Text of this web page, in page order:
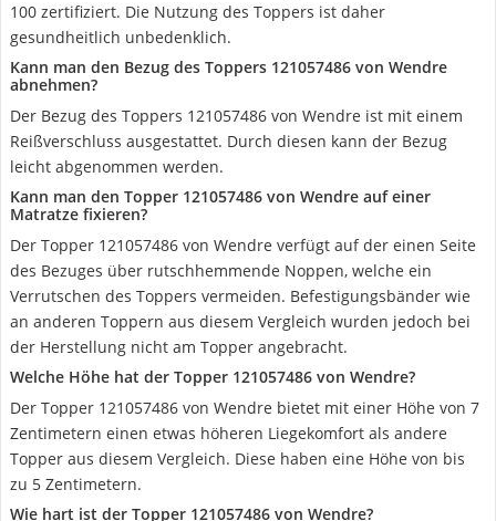
100 zertifiziert. Die Nutzung des Toppers ist daher
gesundheitlich unbedenklich.
Kann man den Bezug des Toppers 121057486 von Wendre
abnehmen?
Der Bezug des Toppers 121057486 von Wendre ist mit einem
Reißverschluss ausgestattet. Durch diesen kann der Bezug
leicht abgenommen werden.
Kann man den Topper 121057486 von Wendre auf einer
Matratze fixieren?
Der Topper 121057486 von Wendre verfügt auf der einen Seite
des Bezuges über rutschhemmende Noppen, welche ein
Verrutschen des Toppers vermeiden. Befestigungsbänder wie
an anderen Toppern aus diesem Vergleich wurden jedoch bei
der Herstellung nicht am Topper angebracht.
Welche Höhe hat der Topper 121057486 von Wendre?
Der Topper 121057486 von Wendre bietet mit einer Höhe von 7
Zentimetern einen etwas höheren Liegekomfort als andere
Topper aus diesem Vergleich. Diese haben eine Höhe von bis
zu 5 Zentimetern.
Wie hart ist der Topper 121057486 von Wendre?